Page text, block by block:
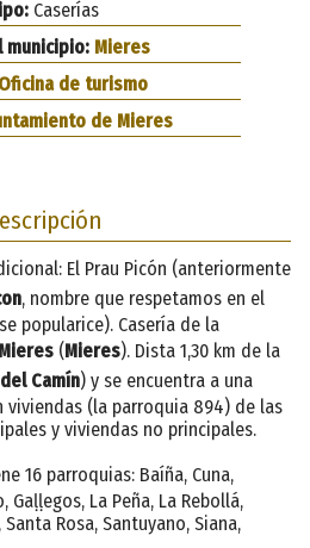
Caserías
municipio: Mieres
Oficina de turismo
de Mieres
El Prau Picón (anteriormente
, nombre que respetamos en el
popularice). Casería de la
(Mieres). Dista 1,30 km de la
Camín) y se encuentra a una
viviendas (la parroquia 894) de las
y viviendas no principales.
16 parroquias: Baíña, Cuna,
Gaḷḷegos, La Peña, La Rebollá,
Rosa, Santuyano, Siana,